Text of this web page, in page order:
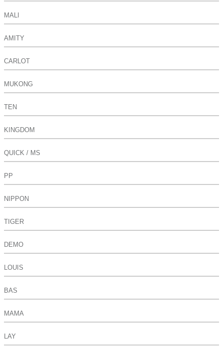
MALI
AMITY
CARLOT
MUKONG
TEN
KINGDOM
QUICK / MS
PP
NIPPON
TIGER
DEMO
LOUIS
BAS
MAMA
LAY